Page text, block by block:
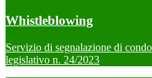
Whistleblowing
Servizio di segnalazione di
legislativo n. 24/2023